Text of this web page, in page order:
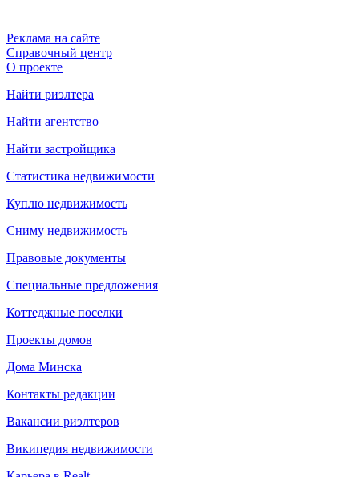
Реклама на сайте
Справочный центр
О проекте
Найти риэлтера
Найти агентство
Найти застройщика
Статистика недвижимости
Куплю недвижимость
Сниму недвижимость
Правовые документы
Специальные предложения
Коттеджные поселки
Проекты домов
Дома Минска
Контакты редакции
Вакансии риэлтеров
Википедия недвижимости